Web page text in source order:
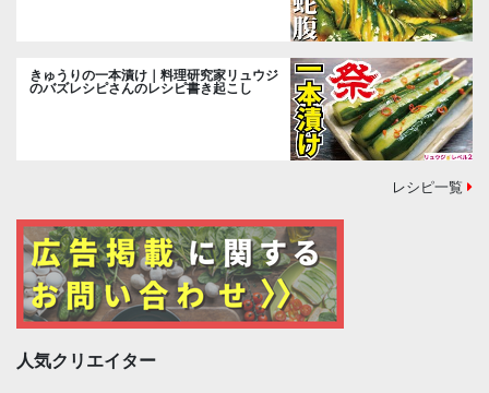
きゅうりの一本漬け｜料理研究家リュウジ
のバズレシピさんのレシピ書き起こし
レシピ一覧
人気クリエイター